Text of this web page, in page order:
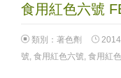
食用紅色六號
類別： 著色劑
號, 食用紅色六號, 食用紅